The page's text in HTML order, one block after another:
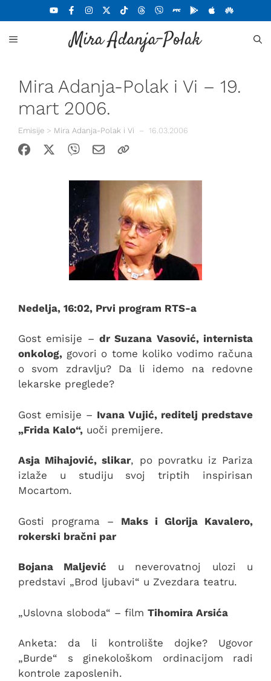
na
sadržaj
Mira Adanja-Polak
MENU
Mira Adanja-Polak i Vi – 19.
mart 2006.
Emisije > Mira Adanja-Polak i Vi – 16.03.2006
Nedelja, 16:02, Prvi program RTS-a
Gost emisije – dr Suzana Vasović, internista
onkolog, govori o tome koliko vodimo računa
o svom zdravlju? Da li idemo na redovne
lekarske preglede?
Gost emisije – Ivana Vujić, reditelj predstave
„Frida Kalo“, uoči premijere.
Asja Mihajović, slikar, po povratku iz Pariza
izlaže u studiju svoj triptih inspirisan
Mocartom.
Gosti programa – Maks i Glorija Kavalero,
rokerski bračni par
Bojana Maljević u neverovatnoj ulozi u
predstavi „Brod ljubavi“ u Zvezdara teatru.
„Uslovna sloboda“ – film Tihomira Arsića
Anketa: da li kontrolište dojke? Ugovor
„Burde“ s ginekološkom ordinacijom radi
kontrole zaposlenih.